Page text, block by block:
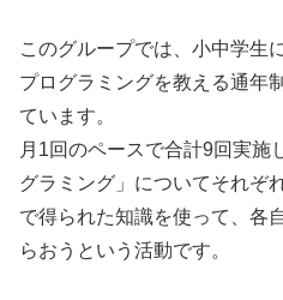
このグループでは、小中学生
プログラミングを教える通年
ています。
月1回のペースで合計9回実施
グラミング」についてそれぞ
で得られた知識を使って、各
らおうという活動です。